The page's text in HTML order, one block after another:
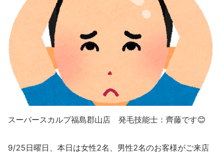
スーパースカルプ福島郡山店 発毛技能士：齊藤です😊
9/25日曜日、本日は女性2名、男性2名のお客様がご来店